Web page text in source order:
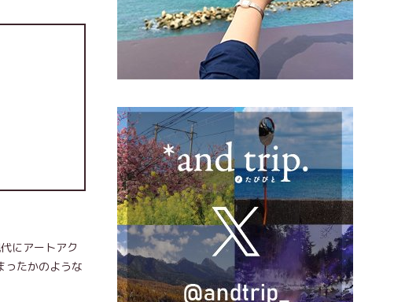
にアートアク
ったかのような